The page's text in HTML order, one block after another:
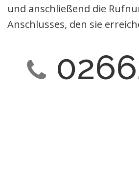
und anschließend die
Anschlusses, den sie